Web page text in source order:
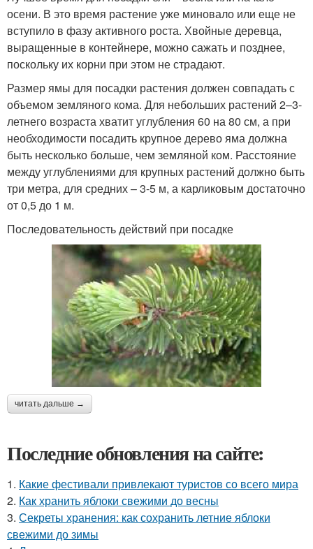
осени. В это время растение уже миновало или еще не
вступило в фазу активного роста. Хвойные деревца,
выращенные в контейнере, можно сажать и позднее,
поскольку их корни при этом не страдают.
Размер ямы для посадки растения должен совпадать с
объемом земляного кома. Для небольших растений 2–3-
летнего возраста хватит углубления 60 на 80 см, а при
необходимости посадить крупное дерево яма должна
быть несколько больше, чем земляной ком. Расстояние
между углублениями для крупных растений должно быть
три метра, для средних – 3-5 м, а карликовым достаточно
от 0,5 до 1 м.
Последовательность действий при посадке
читать дальше →
Последние обновления на сайте:
1. Какие фестивали привлекают туристов со всего мира
2. Как хранить яблоки свежими до весны
3. Секреты хранения: как сохранить летние яблоки
свежими до зимы